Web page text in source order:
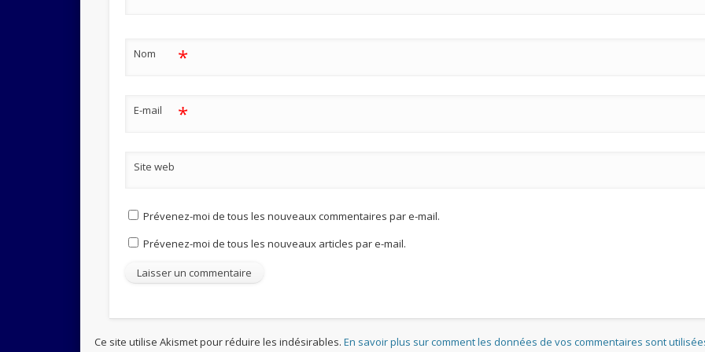
Nom *
E-mail *
Site web
Prévenez-moi de tous les nouveaux commentaires par e-mail.
Prévenez-moi de tous les nouveaux articles par e-mail.
Ce site utilise Akismet pour réduire les indésirables.En savoir plus sur comment les données de vos commentaires sont